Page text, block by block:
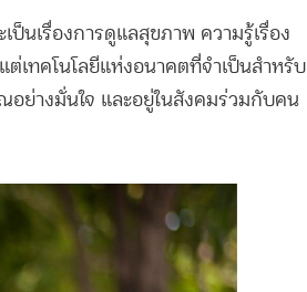
นเรื่องการดูแลสุขภาพ ความรู้เรื่อง
เทคโนโลยีแห่งอนาคตที่จำเป็นสำหรับ
อย่างมั่นใจ และอยู่ในสังคมร่วมกับคน